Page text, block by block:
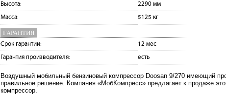
Высота:
2290 мм
Масса:
5125 кг
ГАРАНТИЯ
Срок гарантии:
12 мес
Гарантия производителя:
есть
Воздушный мобильный бензиновый компрессор Doosan 9/270 имеющий
правильное решение. Компания «МобКомпресс» предлагает к продаже
компрессор.